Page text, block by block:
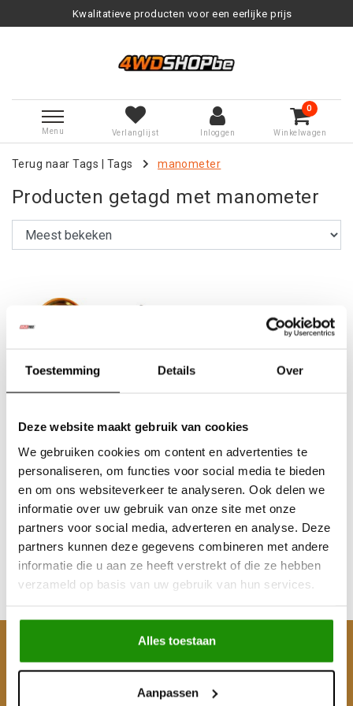
Toestemming Details Over
Deze website maakt gebruik van cookies
We gebruiken cookies om content en advertenties te
personaliseren, om functies voor social media te bieden
en om ons websiteverkeer te analyseren. Ook delen we
informatie over uw gebruik van onze site met onze
partners voor social media, adverteren en analyse. Deze
partners kunnen deze gegevens combineren met andere
informatie die u aan ze heeft verstrekt of die ze hebben
verzameld op basis van uw gebruik van hun services.
Alles toestaan
Aanpassen
Kwalitatieve producten voor een eerlijke prijs
Menu Verlanglijst Inloggen
0
Winkelwagen
Terug naar Tags Tags manometer
Producten getagd met manometer
Manometer
€26,45
Excl. btw
Incl. btw